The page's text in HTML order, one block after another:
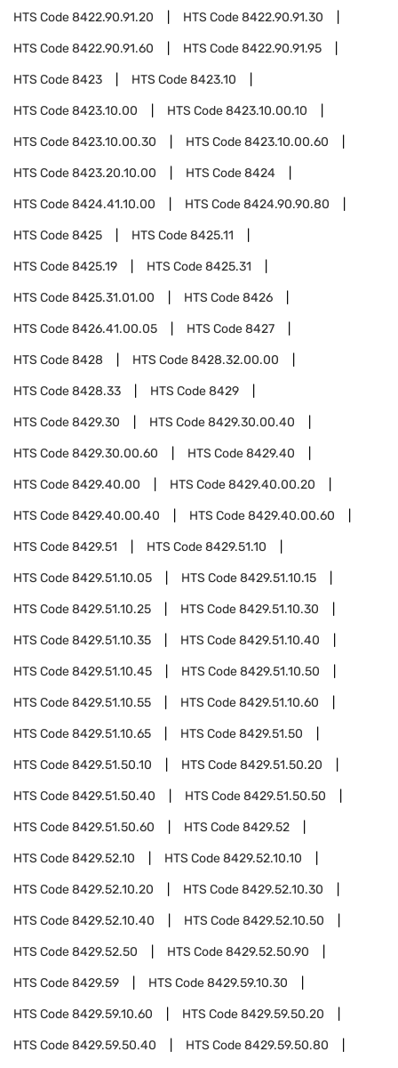
HTS Code8422.90.91.20 HTS Code8422.90.91.30
HTS Code8422.90.91.60 HTS Code8422.90.91.95
HTS Code8423 HTS Code8423.10
HTS Code8423.10.00 HTS Code8423.10.00.10
HTS Code8423.10.00.30 HTS Code8423.10.00.60
HTS Code8423.20.10.00 HTS Code8424
HTS Code8424.41.10.00 HTS Code8424.90.90.80
HTS Code8425 HTS Code8425.11
HTS Code8425.19 HTS Code8425.31
HTS Code8425.31.01.00 HTS Code8426
HTS Code8426.41.00.05 HTS Code8427
HTS Code8428 HTS Code8428.32.00.00
HTS Code8428.33 HTS Code8429
HTS Code8429.30 HTS Code8429.30.00.40
HTS Code8429.30.00.60 HTS Code8429.40
HTS Code8429.40.00 HTS Code8429.40.00.20
HTS Code8429.40.00.40 HTS Code8429.40.00.60
HTS Code8429.51 HTS Code8429.51.10
HTS Code8429.51.10.05 HTS Code8429.51.10.15
HTS Code8429.51.10.25 HTS Code8429.51.10.30
HTS Code8429.51.10.35 HTS Code8429.51.10.40
HTS Code8429.51.10.45 HTS Code8429.51.10.50
HTS Code8429.51.10.55 HTS Code8429.51.10.60
HTS Code8429.51.10.65 HTS Code8429.51.50
HTS Code8429.51.50.10 HTS Code8429.51.50.20
HTS Code8429.51.50.40 HTS Code8429.51.50.50
HTS Code8429.51.50.60 HTS Code8429.52
HTS Code8429.52.10 HTS Code8429.52.10.10
HTS Code8429.52.10.20 HTS Code8429.52.10.30
HTS Code8429.52.10.40 HTS Code8429.52.10.50
HTS Code8429.52.50 HTS Code8429.52.50.90
HTS Code8429.59 HTS Code8429.59.10.30
HTS Code8429.59.10.60 HTS Code8429.59.50.20
HTS Code8429.59.50.40 HTS Code8429.59.50.80